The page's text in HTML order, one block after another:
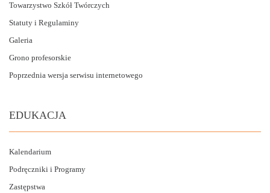
Towarzystwo Szkół Twórczych
Statuty i Regulaminy
Galeria
Grono profesorskie
Poprzednia wersja serwisu internetowego
EDUKACJA
Kalendarium
Podręczniki i Programy
Zastępstwa